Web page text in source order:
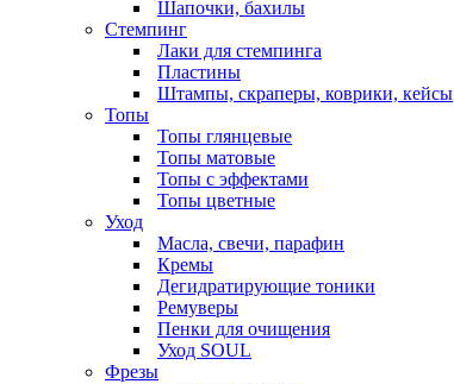
Шапочки, бахилы
Стемпинг
Лаки для стемпинга
Пластины
Штампы, скраперы, коврики, кейсы
Топы
Топы глянцевые
Топы матовые
Топы с эффектами
Топы цветные
Уход
Масла, свечи, парафин
Кремы
Дегидратирующие тоники
Ремуверы
Пенки для очищения
Уход SOUL
Фрезы